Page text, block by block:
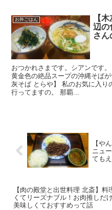
お外ごはん
【
辺の
さん
おつかれさまです。シアンです
黄金色の絶品スープの沖縄そば
灰そば とらや】 私のお気に入り
行ってますの。 那覇...
【や
ニュ
ても
【肉の殿堂と出世料理 北斎】料
くてリーズナブル！お肉推しだ
美味しくておすすめって話